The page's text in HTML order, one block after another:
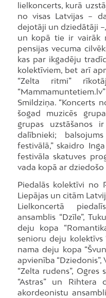
lielkoncerts, kurā
no visas Latvijas –
dejotāji un dziedātāji
un kopā tie ir vairāk
pensijas vecuma
kas par ikgadēju
kolektīviem, bet arī
“Zelta ritmi”
Smildziņa. “Koncerts
šogad muzicēs
grupas uzstāšanos
dalībnieki;
festivālā,” skaidro
festivāla skatuves
vada kopā ar
Piedalās kolektīvi no
Liepājas un citām
Lielkoncertā
ansamblis “Dzīle”,
deju kopa
senioru deju kolektīvs
nama deju kopa
apvienība
“Zelta rudens”,
“Astras” un Rihtera
akordeonistu